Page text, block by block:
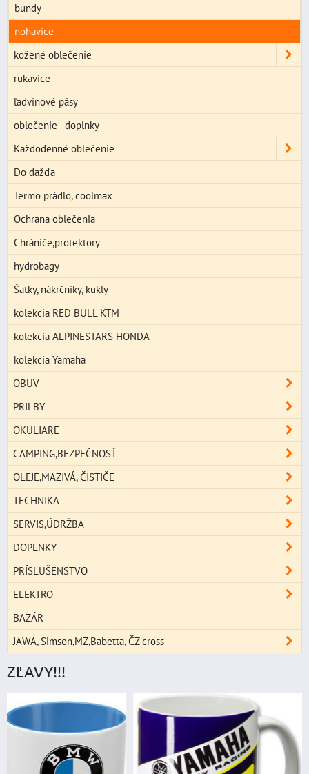
bundy
nohavice
kožené oblečenie
rukavice
ľadvinové pásy
oblečenie - doplnky
Každodenné oblečenie
Do dažďa
Termo prádlo, coolmax
Ochrana oblečenia
Chrániče,protektory
hydrobagy
Šatky, nákrčníky, kukly
kolekcia RED BULL KTM
kolekcia ALPINESTARS HONDA
kolekcia Yamaha
OBUV
PRILBY
OKULIARE
CAMPING,BEZPEČNOSŤ
OLEJE,MAZIVÁ, ČISTIČE
TECHNIKA
SERVIS,ÚDRŽBA
DOPLNKY
PRÍSLUŠENSTVO
ELEKTRO
BAZÁR
JAWA, Simson,MZ,Babetta, ČZ cross
ZĽAVY!!!